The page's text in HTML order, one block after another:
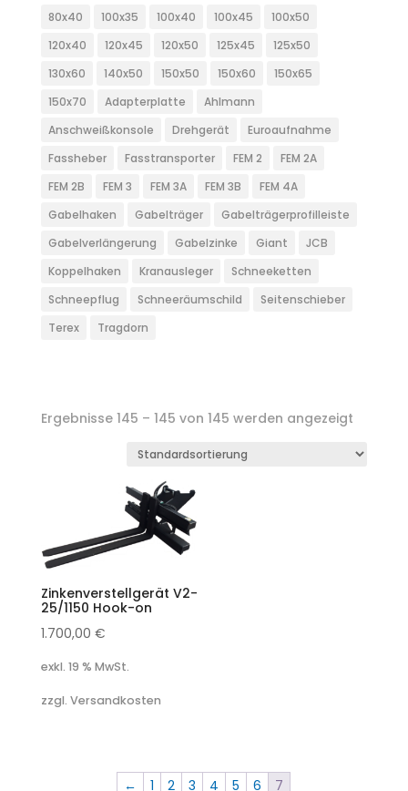
80x40 100x35 100x40 100x45
100x50
120x40
120x45 120x50 125x45
125x50
130x60
140x50 150x50 150x60
150x65
150x70
Adapterplatte
Ahlmann
Anschweißkonsole
Drehgerät
Euroaufnahme
Fassheber
Fasstransporter FEM 2
FEM 2A
FEM 2B
FEM 3 FEM 3A FEM 3B
FEM 4A
Gabelhaken
Gabelträger
Gabelträgerprofilleiste
Gabelverlängerung
Gabelzinke Giant
JCB
Koppelhaken
Kranausleger
Schneeketten
Schneepflug
Schneeräumschild
Seitenschieber
Terex
Tragdorn
Ergebnisse 145 – 145 von 145 werden angezeigt
Zinkenverstellgerät V2-
25/1150 Hook-on
1.700,00 €
exkl. 19 % MwSt.
zzgl. Versandkosten
← 1 2 3 4 5 6 7